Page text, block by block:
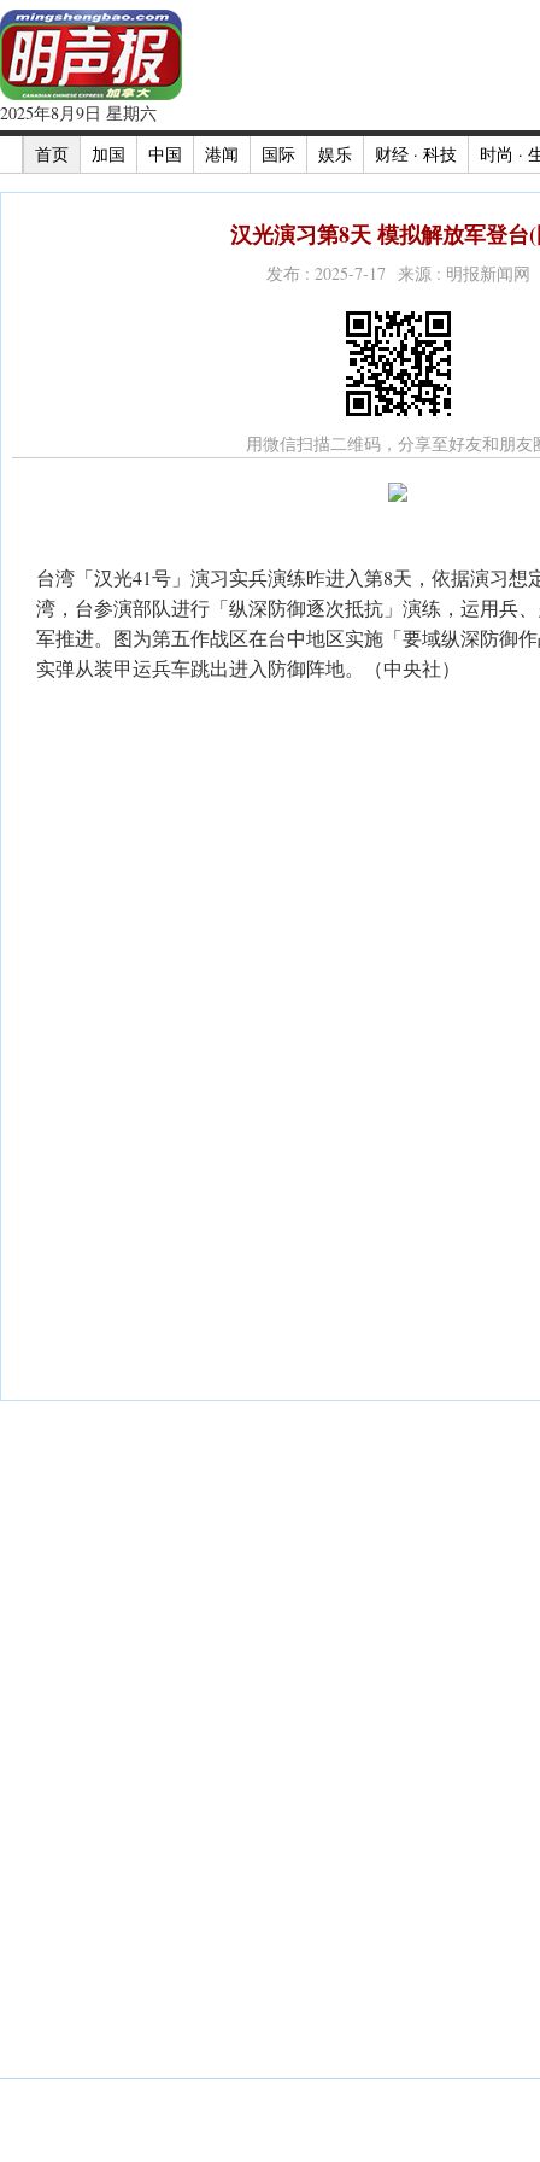
2025年8月9日 星期六
首页
加国 中国 港闻 国际 娱乐 财经 · 科技 时尚 ·
汉光演习第8天 模拟解放军登台
发布 : 2025-7-17 来源 : 明报新闻网
用微信扫描二维码，分享至好友和朋友
台湾「汉光41号」演习实兵演练昨进入第8天，依据演习想
湾，台参演部队进行「纵深防御逐次抵抗」演练，运用兵
军推进。图为第五作战区在台中地区实施「要域纵深防御
实弹从装甲运兵车跳出进入防御阵地。（中央社）